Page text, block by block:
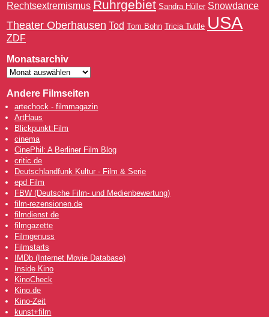
Rechtsextremismus Ruhrgebiet Sandra Hüller Snowdance
Theater Oberhausen Tod Tom Bohn Tricia Tuttle USA
ZDF
Monatsarchiv
Andere Filmseiten
artechock - filmmagazin
ArtHaus
Blickpunkt:Film
cinema
CinePhil: A Berliner Film Blog
critic.de
Deutschlandfunk Kultur - Film & Serie
epd Film
FBW (Deutsche Film- und Medienbewertung)
film-rezensionen.de
filmdienst.de
filmgazette
Filmgenuss
Filmstarts
IMDb (Internet Movie Database)
Inside Kino
KinoCheck
Kino.de
Kino-Zeit
kunst+film